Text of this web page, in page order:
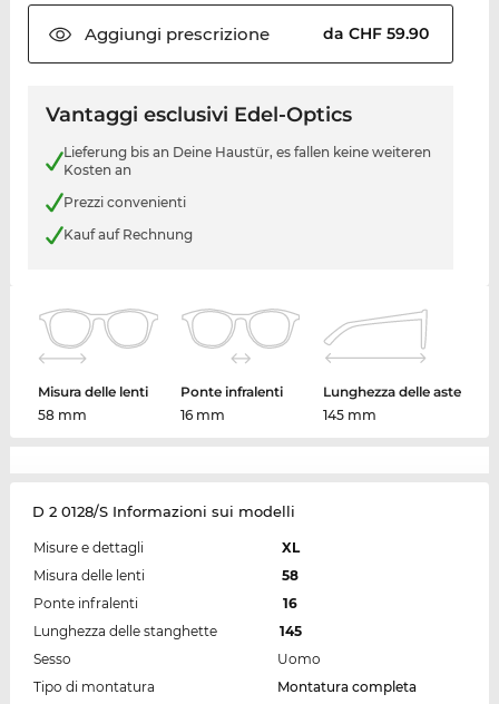
Aggiungi prescrizione da CHF 59.90
Vantaggi esclusivi Edel-Optics
Lieferung bis an Deine Haustür, es fallen keine weiteren
Kosten an
Prezzi convenienti
Kauf auf Rechnung
Misura delle lenti
58 mm
Ponte infralenti
16 mm
Lunghezza delle aste
145 mm
D 2 0128/S Informazioni sui modelli
Misure e dettagli
XL
Misura delle lenti
58
Ponte infralenti
16
Lunghezza delle stanghette
145
Sesso
Uomo
Tipo di montatura
Montatura completa